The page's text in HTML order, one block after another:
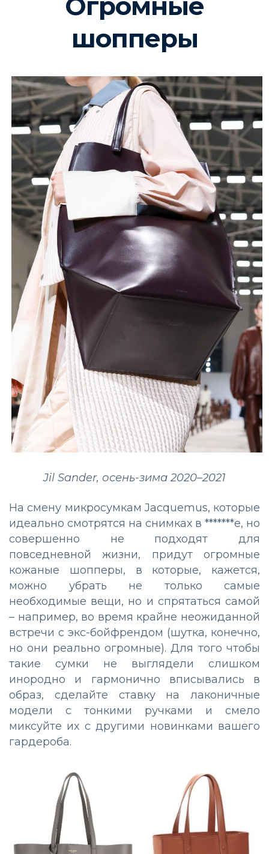
шопперы
Jil Sander, осень-зима 2020–2021
На смену микросумкам Jacquemus, которые
идеально смотрятся на снимках в *******е, но
совершенно не подходят для
повседневной жизни, придут огромные
кожаные шопперы, в которые, кажется,
можно убрать не только самые
необходимые вещи, но и спрятаться самой
– например, во время крайне неожиданной
встречи с экс-бойфрендом (шутка, конечно,
но они реально огромные). Для того чтобы
такие сумки не выглядели слишком
инородно и гармонично вписывались в
образ, сделайте ставку на лаконичные
модели с тонкими ручками и смело
миксуйте их с другими новинками вашего
гардероба.